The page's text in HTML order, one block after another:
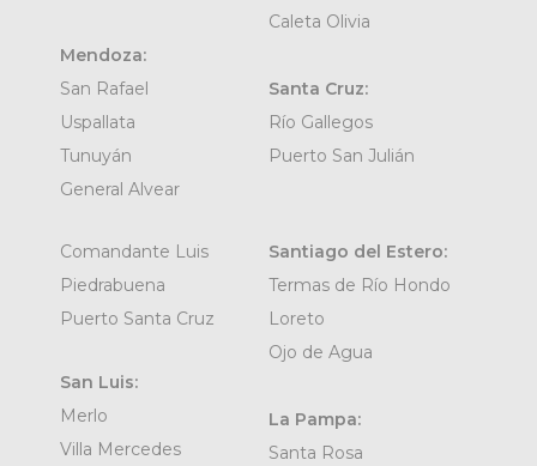
Mendoza:
San Rafael
Uspallata
Tunuyán
General Alvear
Caleta Olivia
Santa Cruz:
Río Gallegos
Puerto San Julián
Comandante Luis
Piedrabuena
Puerto Santa Cruz
San Luis:
Merlo
Villa Mercedes
Santiago del Estero:
Termas de Río Hondo
Loreto
Ojo de Agua
La Pampa:
Santa Rosa